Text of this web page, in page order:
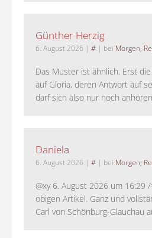
Günther Herzig
6. August 2026 | # | bei Morgen,
Das Muster ist ähnlich. Erst
auf Gloria, deren Antwort auf
darf sich also nur noch
Daniela
6. August 2026 | # | bei Morgen,
@xy 6. August 2026 um 16:29
obigen Artikel. Ganz und
Carl von Schönburg-Glauchau